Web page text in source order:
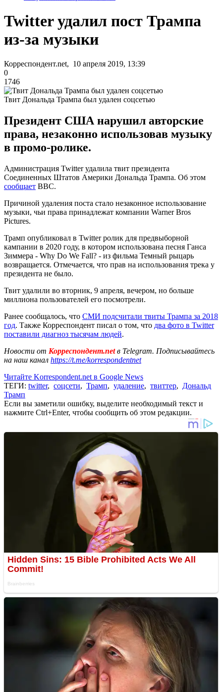
Twitter удалил пост Трампа
из-за музыки
Корреспондент.net, 10 апреля 2019, 13:39
0
1746
Твит Дональда Трампа был удален соцсетью
Президент США нарушил авторские
права, незаконно использовав музыку
в промо-ролике.
Администрация Twitter удалила твит президента
Соединенных Штатов Америки Дональда Трампа. Об этом
сообщает ВВС.
Причиной удаления поста стало незаконное использование
музыки, чьи права принадлежат компании Warner Bros
Pictures.
Трамп опубликовал в Twitter ролик для предвыборной
кампании в 2020 году, в котором использована песня Ганса
Зиммера - Why Do We Fall? - из фильма Темный рыцарь
возвращается. Отмечается, что прав на использования трека у
президента не было.
Твит удалили во вторник, 9 апреля, вечером, но больше
миллиона пользователей его посмотрели.
Ранее сообщалось, что СМИ подсчитали твиты Трампа за 2018
год. Также Корреспондент писал о том, что два фото в Twitter
поставили диагноз тысячам людей.
Новости от Корреспондент.netв Telegram. Подписывайтесь
на наш канал https://t.me/korrespondentnet
Читайте Korrespondent.net в Google News
ТЕГИ: twitter, соцсети, Трамп, удаление, твиттер, Дональд
Трамп
Если вы заметили ошибку, выделите необходимый текст и
нажмите Ctrl+Enter, чтобы сообщить об этом редакции.